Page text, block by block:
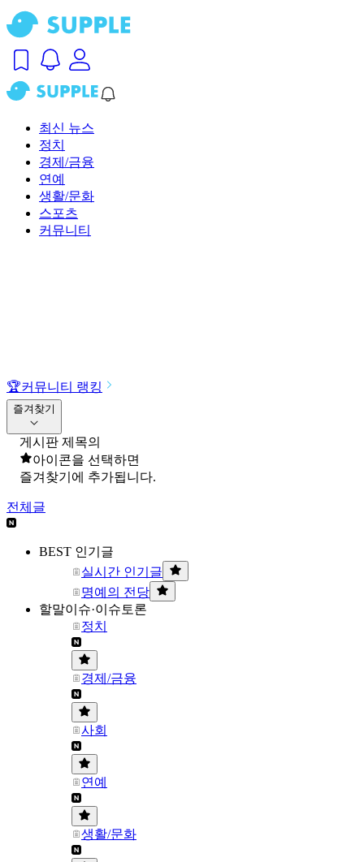
최신 뉴스
정치
경제/금융
연예
생활/문화
스포츠
커뮤니티
🏆커뮤니티 랭킹
즐겨찾기
게시판 제목의
아이콘을 선택하면
즐겨찾기에 추가됩니다.
전체글
BEST 인기글
실시간 인기글
명예의 전당
할말이슈·이슈토론
정치
경제/금융
사회
연예
생활/문화